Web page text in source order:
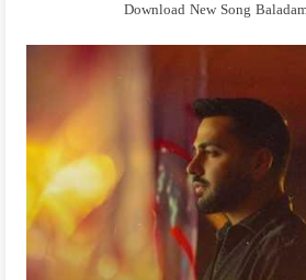
Download New Song